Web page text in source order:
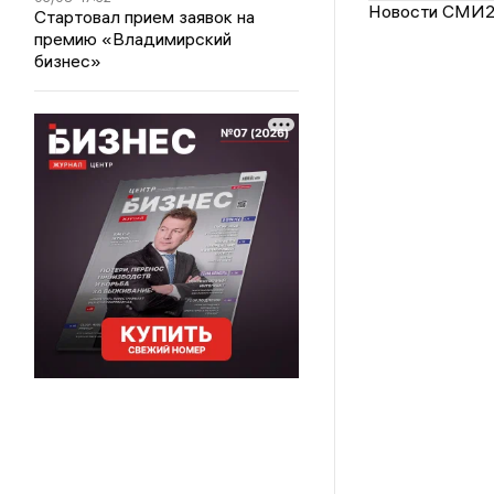
Стартовал прием заявок на
премию «Владимирский
бизнес»
Новости